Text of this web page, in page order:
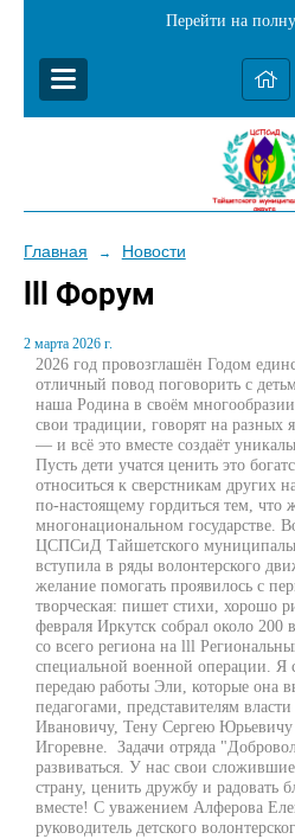
Перейти на
Главная → Новости
lll Форум
2 марта 2026 г.
2026 год провозглашён Годом
отличный повод поговорить с
наша Родина в своём
свои традиции, говорят на разных
— и всё это вместе создаёт
Пусть дети учатся ценить это
относиться к сверстникам других
по‑настоящему гордиться тем, что
многонациональном
ЦСПСиД Тайшетского
вступила в ряды волонтерского
желание помогать проявилось с
творческая: пишет стихи, хорошо
февраля Иркутск собрал около 200
со всего региона на lll
специальной военной операции. Я
передаю работы Эли, которые она
педагогами, представителям
Ивановичу, Тену Сергею
Игоревне. Задачи отряда
развиваться. У нас свои
страну, ценить дружбу и
вместе! С уважением Алферова
руководитель детского